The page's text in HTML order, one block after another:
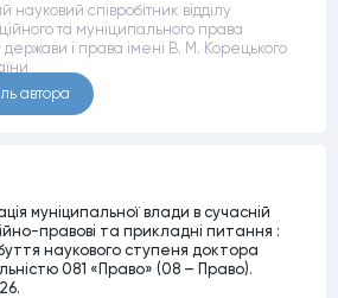
науковий співробітник відділу
та муніципального права
держави і права імені В. М. Корецького
автора
муніципальної влади в сучасній
правові та прикладні питання :
наукового ступеня доктора
081 «Право» (08 – Право).